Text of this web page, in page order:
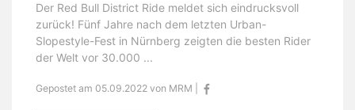
Der Red Bull District Ride meldet sich eindrucksvoll
zurück! Fünf Jahre nach dem letzten Urban-
Slopestyle-Fest in Nürnberg zeigten die besten Rider
der Welt vor 30.000 ...
Gepostet am 05.09.2022 von MRM |